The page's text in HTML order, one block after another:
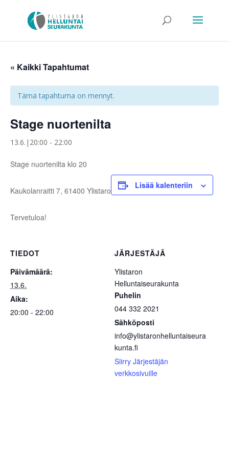
« Kaikki Tapahtumat
Tämä tapahtuma on mennyt.
Stage nuortenilta
13.6.|20:00 - 22:00
Stage nuortenilta klo 20
Kaukolanraitti 7, 61400 Ylistaro
Tervetuloa!
Lisää kalenteriin
TIEDOT
Päivämäärä:
13.6.
Aika:
20:00 - 22:00
JÄRJESTÄJÄ
Ylistaron
Helluntaiseurakunta
Puhelin
044 332 2021
Sähköposti
info@ylistaronhelluntaiseura
kunta.fi
Siirry Järjestäjän
verkkosivuille